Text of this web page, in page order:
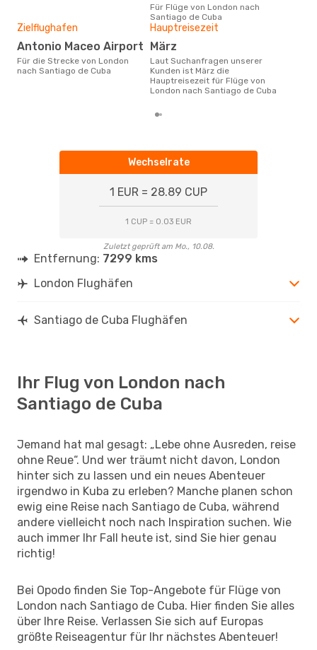
Für Flüge von London nach
Santiago de Cuba
Zielflughafen
Antonio Maceo Airport
Für die Strecke von London
nach Santiago de Cuba
Hauptreisezeit
März
Laut Suchanfragen unserer
Kunden ist März die
Hauptreisezeit für Flüge von
London nach Santiago de Cuba
Wechselrate
1 EUR = 28.89 CUP
1 CUP = 0.03 EUR
Zuletzt geprüft am Mo., 10.08.
Entfernung: 7299 kms
London Flughäfen
Santiago de Cuba Flughäfen
Ihr Flug von London nach
Santiago de Cuba
Jemand hat mal gesagt: „Lebe ohne Ausreden, reise
ohne Reue“. Und wer träumt nicht davon, London
hinter sich zu lassen und ein neues Abenteuer
irgendwo in Kuba zu erleben? Manche planen schon
ewig eine Reise nach Santiago de Cuba, während
andere vielleicht noch nach Inspiration suchen. Wie
auch immer Ihr Fall heute ist, sind Sie hier genau
richtig!
Bei Opodo finden Sie Top-Angebote für Flüge von
London nach Santiago de Cuba. Hier finden Sie alles
über Ihre Reise. Verlassen Sie sich auf Europas
größte Reiseagentur für Ihr nächstes Abenteuer!